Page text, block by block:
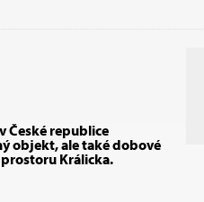
České republice
objekt, ale také dobové
Králicka.